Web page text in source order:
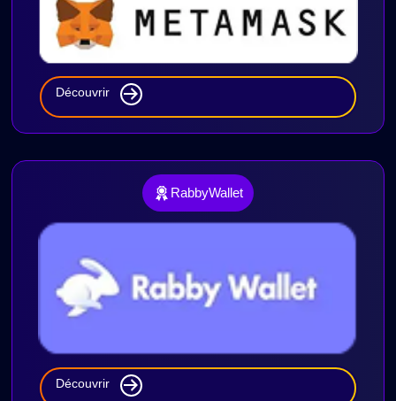
Découvrir
RabbyWallet
Découvrir